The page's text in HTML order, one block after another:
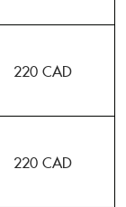
220 CAD
220 CAD